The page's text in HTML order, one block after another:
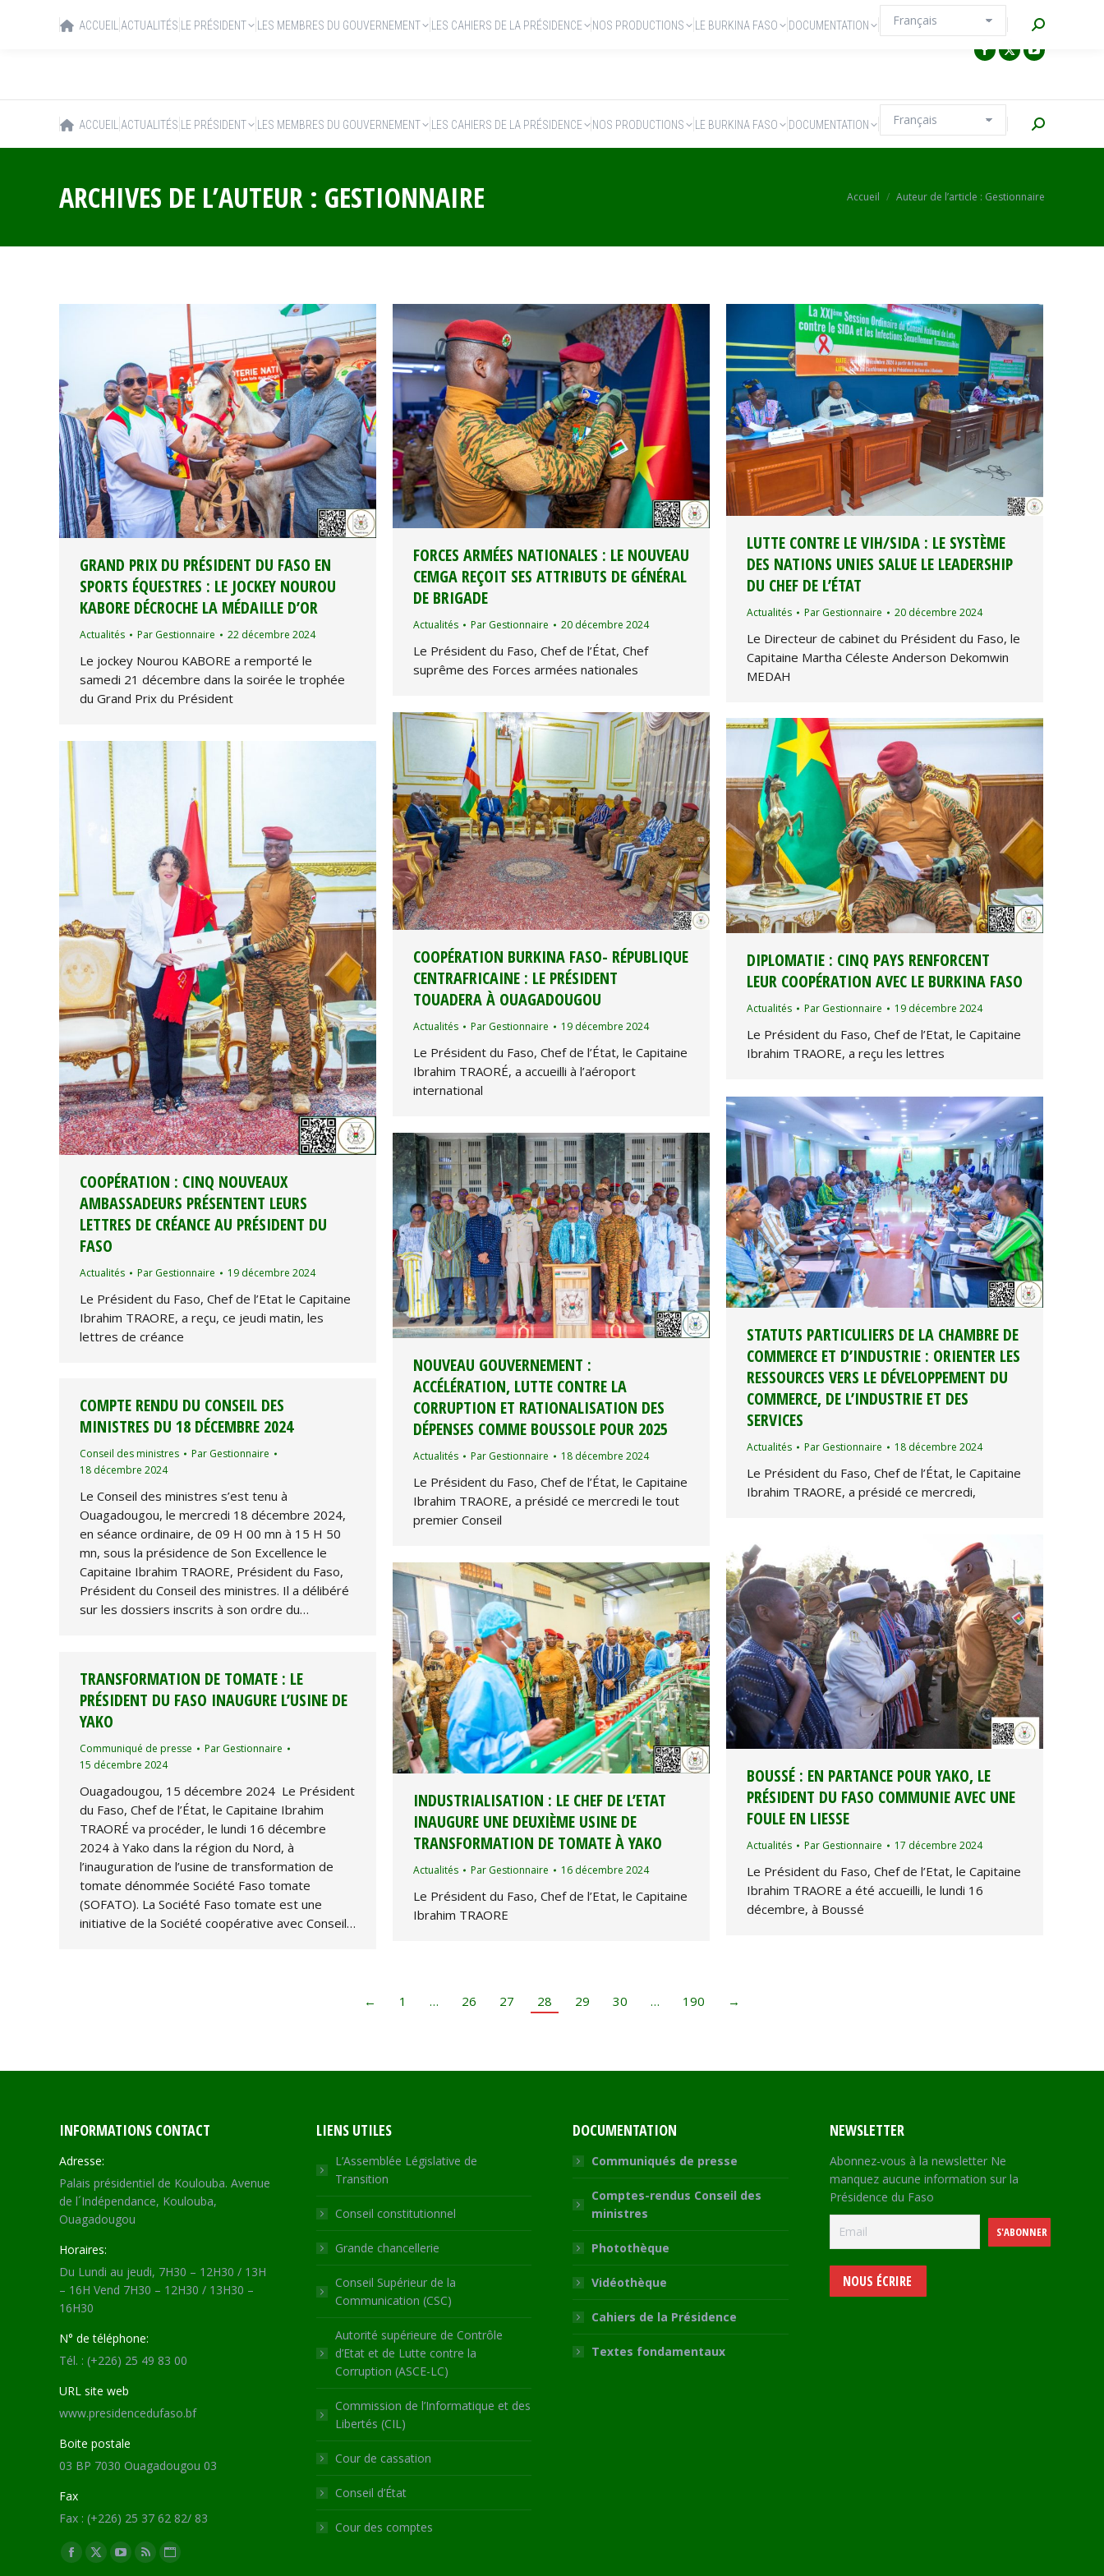
ACCUEIL ACTUALITÉS LE PRÉSIDENT LES MEMBRES DU GOUVERNEMENT LES CAHIERS DE LA PRÉSIDENCE NOS PRODUCTIONS LE BURKINA FASO DOCUMENTATION Recherche
ARCHIVES DE L’AUTEUR : GESTIONNAIRE Vous êtes ici :
Accueil Auteur de l’article : Gestionnaire
GRAND PRIX DU PRÉSIDENT DU FASO EN
SPORTS ÉQUESTRES : LE JOCKEY NOUROU
KABORE DÉCROCHE LA MÉDAILLE D’OR
Actualités Par Gestionnaire 22 décembre 2024
Le jockey Nourou KABORE a remporté le
samedi 21 décembre dans la soirée le trophée
du Grand Prix du Président
FORCES ARMÉES NATIONALES : LE NOUVEAU
CEMGA REÇOIT SES ATTRIBUTS DE GÉNÉRAL
DE BRIGADE
Actualités Par Gestionnaire 20 décembre 2024
Le Président du Faso, Chef de l’État, Chef
suprême des Forces armées nationales
LUTTE CONTRE LE VIH/SIDA : LE SYSTÈME
DES NATIONS UNIES SALUE LE LEADERSHIP
DU CHEF DE L’ÉTAT
Actualités Par Gestionnaire 20 décembre 2024
Le Directeur de cabinet du Président du Faso, le
Capitaine Martha Céleste Anderson Dekomwin
MEDAH
COOPÉRATION BURKINA FASO- RÉPUBLIQUE
CENTRAFRICAINE : LE PRÉSIDENT
TOUADERA À OUAGADOUGOU
Actualités Par Gestionnaire 19 décembre 2024
Le Président du Faso, Chef de l’État, le Capitaine
Ibrahim TRAORÉ, a accueilli à l’aéroport
international
DIPLOMATIE : CINQ PAYS RENFORCENT
LEUR COOPÉRATION AVEC LE BURKINA FASO
Actualités Par Gestionnaire 19 décembre 2024
Le Président du Faso, Chef de l’Etat, le Capitaine
Ibrahim TRAORE, a reçu les lettres
COOPÉRATION : CINQ NOUVEAUX
AMBASSADEURS PRÉSENTENT LEURS
LETTRES DE CRÉANCE AU PRÉSIDENT DU
FASO
Actualités Par Gestionnaire 19 décembre 2024
Le Président du Faso, Chef de l’Etat le Capitaine
Ibrahim TRAORE, a reçu, ce jeudi matin, les
lettres de créance
STATUTS PARTICULIERS DE LA CHAMBRE DE
COMMERCE ET D’INDUSTRIE : ORIENTER LES
RESSOURCES VERS LE DÉVELOPPEMENT DU
COMMERCE, DE L’INDUSTRIE ET DES
SERVICES
Actualités Par Gestionnaire 18 décembre 2024
Le Président du Faso, Chef de l’État, le Capitaine
Ibrahim TRAORE, a présidé ce mercredi,
NOUVEAU GOUVERNEMENT :
ACCÉLÉRATION, LUTTE CONTRE LA
CORRUPTION ET RATIONALISATION DES
DÉPENSES COMME BOUSSOLE POUR 2025
Actualités Par Gestionnaire 18 décembre 2024
Le Président du Faso, Chef de l’État, le Capitaine
Ibrahim TRAORE, a présidé ce mercredi le tout
premier Conseil
COMPTE RENDU DU CONSEIL DES
MINISTRES DU 18 DÉCEMBRE 2024
Conseil des ministres Par Gestionnaire
18 décembre 2024
Le Conseil des ministres s’est tenu à
Ouagadougou, le mercredi 18 décembre 2024,
en séance ordinaire, de 09 H 00 mn à 15 H 50
mn, sous la présidence de Son Excellence le
Capitaine Ibrahim TRAORE, Président du Faso,
Président du Conseil des ministres. Il a délibéré
sur les dossiers inscrits à son ordre du…
BOUSSÉ : EN PARTANCE POUR YAKO, LE
PRÉSIDENT DU FASO COMMUNIE AVEC UNE
FOULE EN LIESSE
Actualités Par Gestionnaire 17 décembre 2024
Le Président du Faso, Chef de l’Etat, le Capitaine
Ibrahim TRAORE a été accueilli, le lundi 16
décembre, à Boussé
INDUSTRIALISATION : LE CHEF DE L’ETAT
INAUGURE UNE DEUXIÈME USINE DE
TRANSFORMATION DE TOMATE À YAKO
Actualités Par Gestionnaire 16 décembre 2024
Le Président du Faso, Chef de l’Etat, le Capitaine
Ibrahim TRAORE
TRANSFORMATION DE TOMATE : LE
PRÉSIDENT DU FASO INAUGURE L’USINE DE
YAKO
Communiqué de presse Par Gestionnaire
15 décembre 2024
Ouagadougou, 15 décembre 2024 Le Président
du Faso, Chef de l’État, le Capitaine Ibrahim
TRAORÉ va procéder, le lundi 16 décembre
2024 à Yako dans la région du Nord, à
l’inauguration de l’usine de transformation de
tomate dénommée Société Faso tomate
(SOFATO). La Société Faso tomate est une
initiative de la Société coopérative avec Conseil…
← 1 … 26 27 28 29 30 … 190 →
INFORMATIONS CONTACT
Adresse:
Palais présidentiel de Koulouba. Avenue
de l´Indépendance, Koulouba,
Ouagadougou
Horaires:
Du Lundi au jeudi, 7H30 – 12H30 / 13H
– 16H Vend 7H30 – 12H30 / 13H30 –
16H30
N° de téléphone:
Tél. : (+226) 25 49 83 00
URL site web
www.presidencedufaso.bf
Boite postale
03 BP 7030 Ouagadougou 03
Fax
Fax : (+226) 25 37 62 82/ 83
Trouvez nous sur :
Facebook
X
YouTube
RSS Site
LIENS UTILES
L’Assemblée Législative de
Transition
Conseil constitutionnel
Grande chancellerie
Conseil Supérieur de la
Communication (CSC)
Autorité supérieure de Contrôle
d’Etat et de Lutte contre la
Corruption (ASCE-LC)
Commission de l’Informatique et des
Libertés (CIL)
Cour de cassation
Conseil d’État
Cour des comptes
DOCUMENTATION
Communiqués de presse
Comptes-rendus Conseil des
ministres
Photothèque
Vidéothèque
Cahiers de la Présidence
Textes fondamentaux
NEWSLETTER
Abonnez-vous à la newsletter Ne
manquez aucune information sur la
Présidence du Faso
NOUS ÉCRIRE
ACCUEIL ACTUALITÉS LE PRÉSIDENT LES MEMBRES DU GOUVERNEMENT LES CAHIERS DE LA PRÉSIDENCE NOS PRODUCTIONS LE BURKINA FASO DOCUMENTATION Recherche